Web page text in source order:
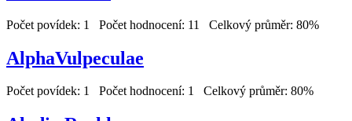
Počet povídek: 1 Počet hodnocení: 11 Celkový průměr: 80%
AlphaVulpeculae
Počet povídek: 1 Počet hodnocení: 1 Celkový průměr: 80%